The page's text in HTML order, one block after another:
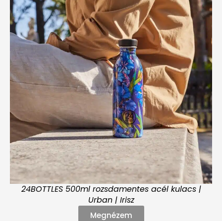
24BOTTLES 500ml rozsdamentes acél kulacs |
Urban | Irisz
Megnézem